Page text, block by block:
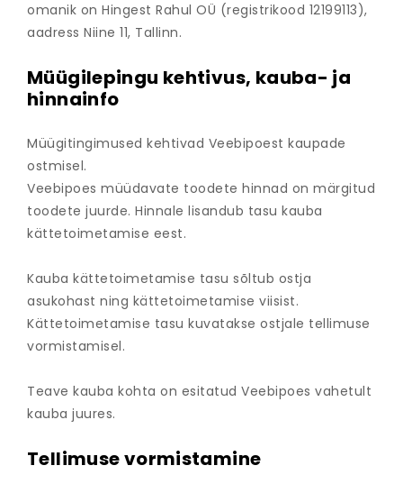
omanik on Hingest Rahul OÜ (registrikood 12199113),
aadress Niine 11, Tallinn.
Müügilepingu kehtivus, kauba- ja
hinnainfo
Müügitingimused kehtivad Veebipoest kaupade
ostmisel.
Veebipoes müüdavate toodete hinnad on märgitud
toodete juurde. Hinnale lisandub tasu kauba
kättetoimetamise eest.
Kauba kättetoimetamise tasu sõltub ostja
asukohast ning kättetoimetamise viisist.
Kättetoimetamise tasu kuvatakse ostjale tellimuse
vormistamisel.
Teave kauba kohta on esitatud Veebipoes vahetult
kauba juures.
Tellimuse vormistamine